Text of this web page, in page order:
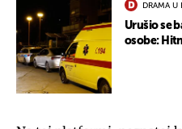
DRAMA U
Urušio se
osobe: